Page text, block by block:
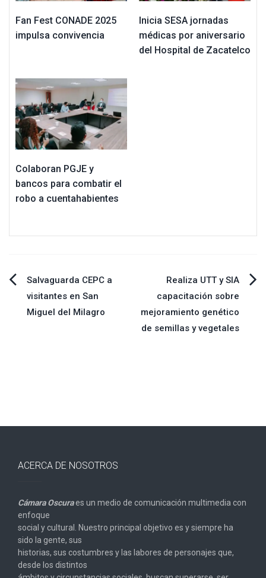
Fan Fest CONADE 2025
impulsa convivencia
Inicia SESA jornadas
médicas por aniversario
del Hospital de Zacatelco
Colaboran PGJE y
bancos para combatir el
robo a cuentahabientes
Navegación
de
Salvaguarda CEPC a
visitantes en San
Miguel del Milagro
Realiza UTT y SIA
capacitación sobre
mejoramiento genético
de semillas y vegetales
ACERCA DE NOSOTROS
Cámara Oscuraes un medio de comunicación multimedia con
enfoque
social y cultural. Nuestro principal objetivo es y siempre ha
sido la gente, sus
historias, sus costumbres y las labores de personajes que,
desde los distintos